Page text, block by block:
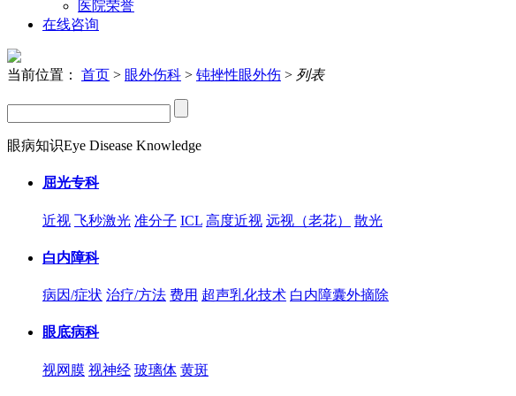
医院荣誉
在线咨询
当前位置： 首页 > 眼外伤科 > 钝挫性眼外伤 > 列表
眼病知识Eye Disease Knowledge
屈光专科
近视 飞秒激光 准分子 ICL 高度近视 远视（老花） 散光
白内障科
病因/症状 治疗/方法 费用 超声乳化技术 白内障囊外摘除
眼底病科
视网膜 视神经 玻璃体 黄斑